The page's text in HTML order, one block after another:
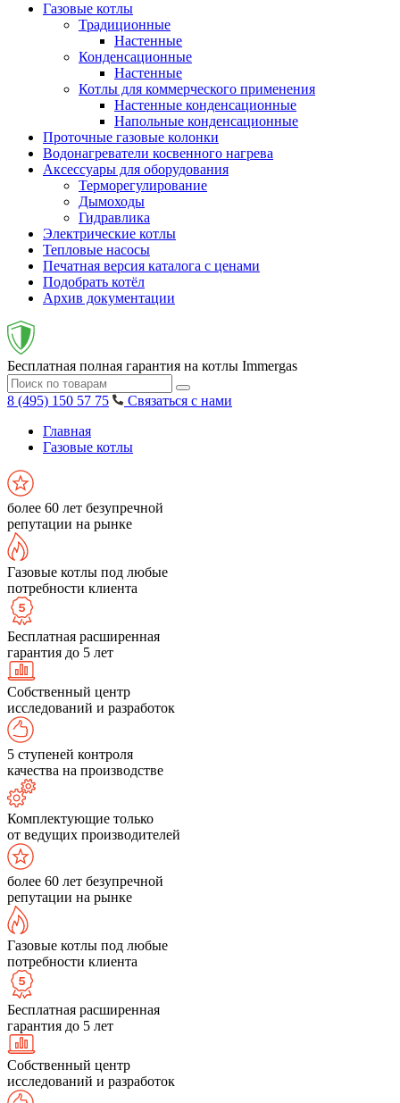
Газовые котлы
Традиционные
Настенные
Конденсационные
Настенные
Котлы для коммерческого применения
Настенные конденсационные
Напольные конденсационные
Проточные газовые колонки
Водонагреватели косвенного нагрева
Аксессуары для оборудования
Терморегулирование
Дымоходы
Гидравлика
Электрические котлы
Тепловые насосы
Печатная версия каталога с ценами
Подобрать котёл
Архив документации
Бесплатная полная гарантия на котлы Immergas
8 (495) 150 57 75
Связаться с нами
Главная
Газовые котлы
более 60 лет безупречной
репутации на рынке
Газовые котлы под любые
потребности клиента
Бесплатная расширенная
гарантия до 5 лет
Собственный центр
исследований и разработок
5 ступеней контроля
качества на производстве
Комплектующие только
от ведущих производителей
более 60 лет безупречной
репутации на рынке
Газовые котлы под любые
потребности клиента
Бесплатная расширенная
гарантия до 5 лет
Собственный центр
исследований и разработок